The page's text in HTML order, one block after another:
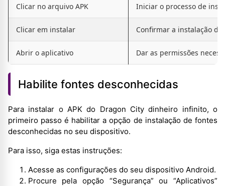
Clicar no arquivo APK Iniciar o processo de
Clicar em instalar Confirmar a instalação
Abrir o aplicativo Dar as permissões
Habilite fontes desconhecidas
Para instalar o APK do Dragon City dinheiro infinito, o
primeiro passo é habilitar a opção de instalação de fontes
desconhecidas no seu dispositivo.
Para isso, siga estas instruções:
Acesse as configurações do seu dispositivo Android.
Procure pela opção “Segurança” ou “Aplicativos”